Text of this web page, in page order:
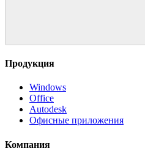
Продукция
Windows
Office
Autodesk
Офисные приложения
Компания